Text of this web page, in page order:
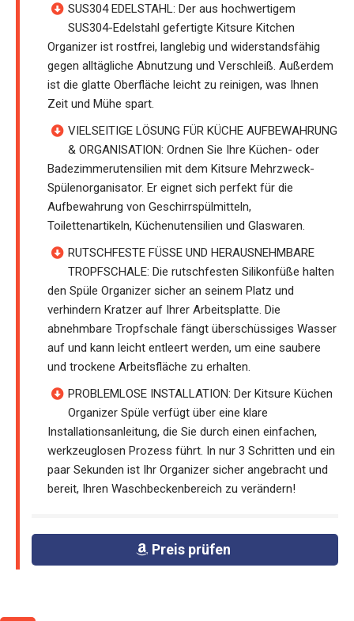
SUS304 EDELSTAHL: Der aus hochwertigem
SUS304-Edelstahl gefertigte Kitsure Kitchen
Organizer ist rostfrei, langlebig und widerstandsfähig
gegen alltägliche Abnutzung und Verschleiß. Außerdem
ist die glatte Oberfläche leicht zu reinigen, was Ihnen
Zeit und Mühe spart.
VIELSEITIGE LÖSUNG FÜR KÜCHE AUFBEWAHRUNG
& ORGANISATION: Ordnen Sie Ihre Küchen- oder
Badezimmerutensilien mit dem Kitsure Mehrzweck-
Spülenorganisator. Er eignet sich perfekt für die
Aufbewahrung von Geschirrspülmitteln,
Toilettenartikeln, Küchenutensilien und Glaswaren.
RUTSCHFESTE FÜSSE UND HERAUSNEHMBARE
TROPFSCHALE: Die rutschfesten Silikonfüße halten
den Spüle Organizer sicher an seinem Platz und
verhindern Kratzer auf Ihrer Arbeitsplatte. Die
abnehmbare Tropfschale fängt überschüssiges Wasser
auf und kann leicht entleert werden, um eine saubere
und trockene Arbeitsfläche zu erhalten.
PROBLEMLOSE INSTALLATION: Der Kitsure Küchen
Organizer Spüle verfügt über eine klare
Installationsanleitung, die Sie durch einen einfachen,
werkzeuglosen Prozess führt. In nur 3 Schritten und ein
paar Sekunden ist Ihr Organizer sicher angebracht und
bereit, Ihren Waschbeckenbereich zu verändern!
Preis prüfen